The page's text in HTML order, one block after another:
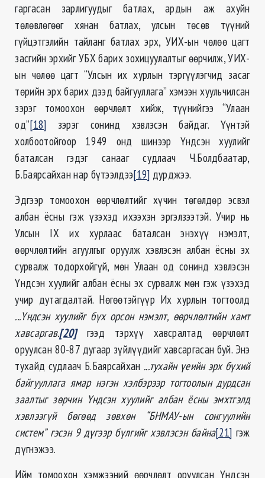
гаргасан зарлигуудыг батлах, ардын аж ахуйн
төлөвлөгөөг хянан батлах, улсын төсөв түүний
гүйцэтгэлийн тайланг батлах эрх, УИХ-ын чөлөө цагт
засгийн эрхийг УБХ барих зохицуулалтыг өөрчилж, УИХ-
ын чөлөө цагт “Улсын их хурлын тэргүүлэгчид засаг
төрийн эрх барих дээд байгууллага” хэмээн хуульчилсан
зэрэг томоохон өөрчлөлт хийж, түүнийгээ “Улаан
од”[18] зэрэг сонинд хэвлэсэн байдаг. Үүнтэй
холбоотойгоор 1949 онд шинээр Үндсэн хуулийг
баталсан гэдэг санааг судлаач Ч.Болдбаатар,
Б.Баярсайхан нар бүтээлдээ[19] дурджээ.
Эдгээр томоохон өөрчлөлтийг хүчин төгөлдөр эсвэл
албан ёсны гэж үзэхэд ихээхэн эргэлзээтэй. Учир нь
Улсын IX их хурлаас баталсан энэхүү нэмэлт,
өөрчлөлтийн агуулгыг оруулж хэвлэсэн албан ёсны эх
сурвалж тодорхойгүй, мөн Улаан од сонинд хэвлэсэн
Үндсэн хуулийг албан ёсны эх сурвалж мөн гэж үзэхэд
учир дутагдалтай. Нөгөөтэйгүүр Их хурлын тогтоолд
...Үндсэн хуулийг бүх орсон нэмэлт, өөрчлөлтийн хамт
хавсаргав.[20]гээд тэрхүү хавсралтад өөрчлөлт
оруулсан 80-87 дугаар зүйлүүдийг хавсаргасан буй. Энэ
тухайд судлаач Б.Баярсайхан ...тухайн үеийн эрх бүхий
байгууллага ямар нэгэн хэлбэрээр тогтоолын дурдсан
заалтыг зөрчин Үндсэн хуулийг албан ёсны эмхтгэлд
хэвлээгүй бөгөөд зөвхөн “БНМАУ-ын сонгуулийн
систем” гэсэн 9 дүгээр бүлгийг хэвлэсэн байна[21] гэж
дүгнэжээ.
Ийм томоохон хэмжээний өөрчлөлт оруулсан Үндсэн